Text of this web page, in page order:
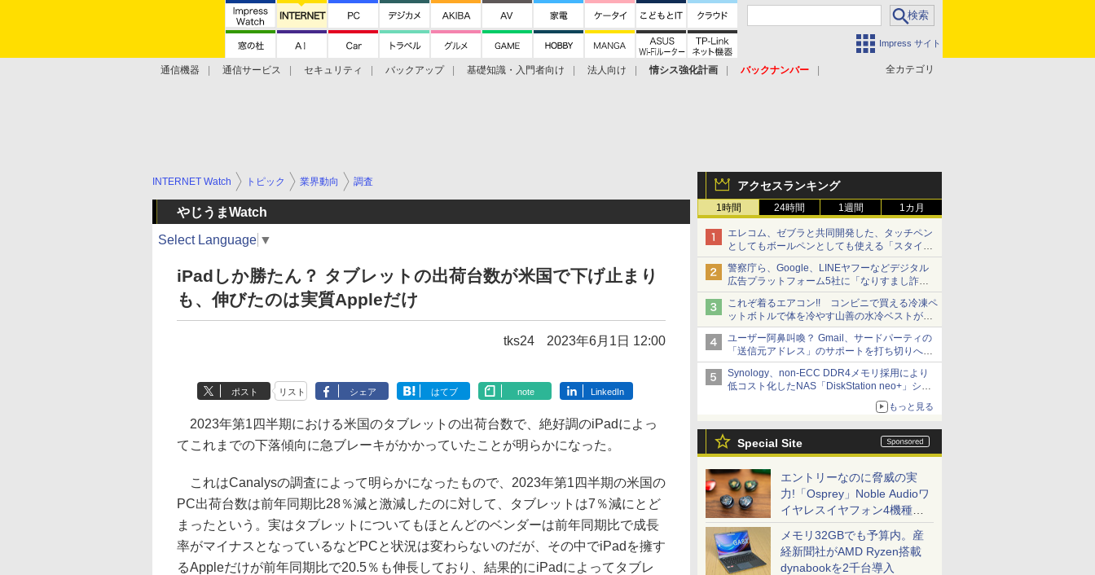
Impress サイト
全カテゴリ
通信機器 通信サービス セキュリティ バックアップ 基礎知識・入門者向け 法人向け 情シス強化計画
バックナンバー
アクセスランキング
1時間 24時間 1週間 1カ月
エレコム、ゼブラと共同開発した、タッチペン
としてもボールペンとしても使える「スタイラ
スツーウェイ」発売 iPadにも紙にも、持ち替
えずに書き込める
警察庁ら、Google、LINEヤフーなどデジタル
広告プラットフォーム5社に「なりすまし詐欺
広告」対策強化を要請 著名人の写真や映像を
使った投資詐欺などへの対策として
これぞ着るエアコン!! コンビニで買える冷凍ペ
ットボトルで体を冷やす山善の水冷ベストがロ
ードバイクにちょうどいい【ぼっち・ざ・ろー
ど！その14】【空いた時間でなにしてる？】
ユーザー阿鼻叫喚？ Gmail、サードパーティの
「送信元アドレス」のサポートを打ち切りへ
【やじうまWatch】
Synology、non-ECC DDR4メモリ採用により
低コスト化したNAS「DiskStation neo+」シリ
ーズ 予算を抑えて導入でき、ECCメモリへの
もっと見る
Special Site
エントリーなのに脅威の実
力!「Osprey」Noble Audioワ
イヤレスイヤフォン4機種を
一気に聴く
メモリ32GBでも予算内。産
経新聞社がAMD Ryzen搭載
dynabookを2千台導入
INTERNET Watch トピック 業界動向 調査
やじうまWatch
Select Language ▼
iPadしか勝たん？ タブレットの出荷台数が米国で下げ止まり
も、伸びたのは実質Appleだけ
tks24 2023年6月1日 12:00
ポスト リスト シェア はてブ note LinkedIn
2023年第1四半期における米国のタブレットの出荷台数で、絶好調のiPadによっ
てこれまでの下落傾向に急ブレーキがかかっていたことが明らかになった。
これはCanalysの調査によって明らかになったもので、2023年第1四半期の米国の
PC出荷台数は前年同期比28％減と激減したのに対して、タブレットは7％減にとど
まったという。実はタブレットについてもほとんどのベンダーは前年同期比で成長
率がマイナスとなっているなどPCと状況は変わらないのだが、その中でiPadを擁す
るAppleだけが前年同期比で20.5％も伸長しており、結果的にiPadによってタブレ